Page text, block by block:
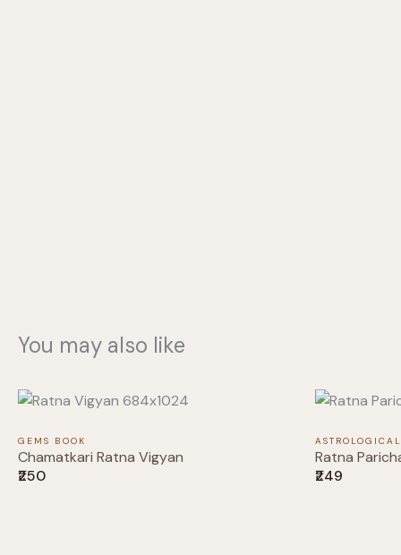
You may also like
GEMS BOOK
Chamatkari Ratna Vigyan
₹250
Ratna
₹249